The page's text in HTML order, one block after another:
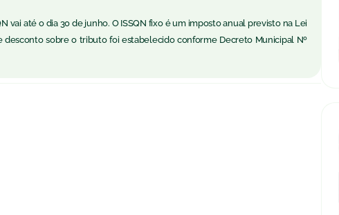
vai até o dia 30 de junho. O ISSQN fixo é um imposto anual previsto na Lei
sobre o tributo foi estabelecido conforme Decreto Municipal Nº